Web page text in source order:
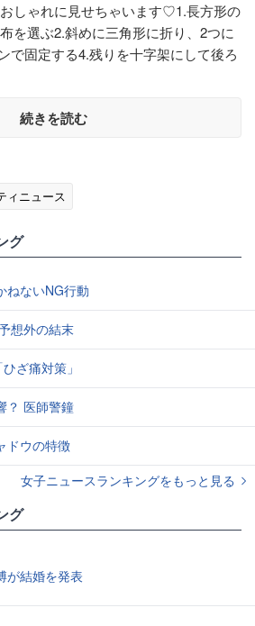
しゃれに見せちゃいます♡1.長方形の
を選ぶ2.斜めに三角形に折り、2つに
で固定する4.残りを十字架にして後ろ
続きを読む
ィニュース
グ
ねないNG行動
想外の結末
ざ痛対策」
？ 医師警鐘
ドウの特徴
女子ニュースランキングをもっと見る
グ
が結婚を発表